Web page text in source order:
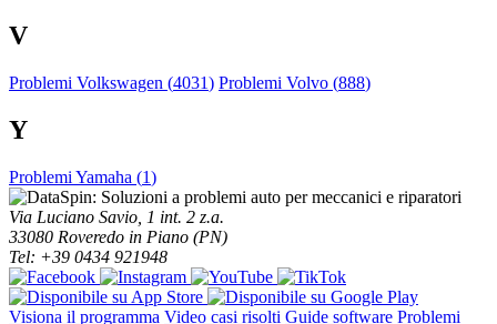
V
Problemi Volkswagen (4031) Problemi Volvo (888)
Y
Problemi Yamaha (1)
Via Luciano Savio, 1 int. 2 z.a.
33080 Roveredo in Piano (PN)
Tel: +39 0434 921948
Visiona il programma Video casi risolti Guide software Problemi